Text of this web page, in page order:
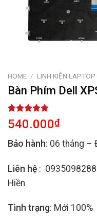
HOME / LINH KIỆN LAPTOP
Bàn Phím Dell
Rated
5.00
out of 5
2
customer
540.000₫
Bảo hành: 06 tháng –
Liên hệ :
Hiền
Tình trạng: Mới 100%